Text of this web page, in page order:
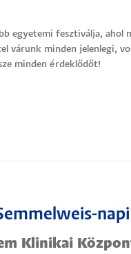
egyetemi fesztiválja, ahol
várunk minden jelenlegi,
minden érdeklődőt!
Klinikai